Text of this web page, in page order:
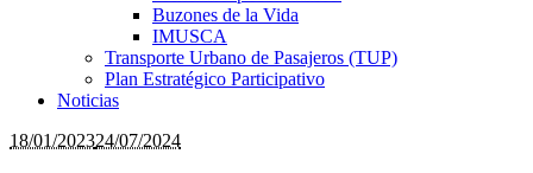
Buzones de la Vida
IMUSCA
Transporte Urbano de Pasajeros (TUP)
Plan Estratégico Participativo
Noticias
18/01/202324/07/2024